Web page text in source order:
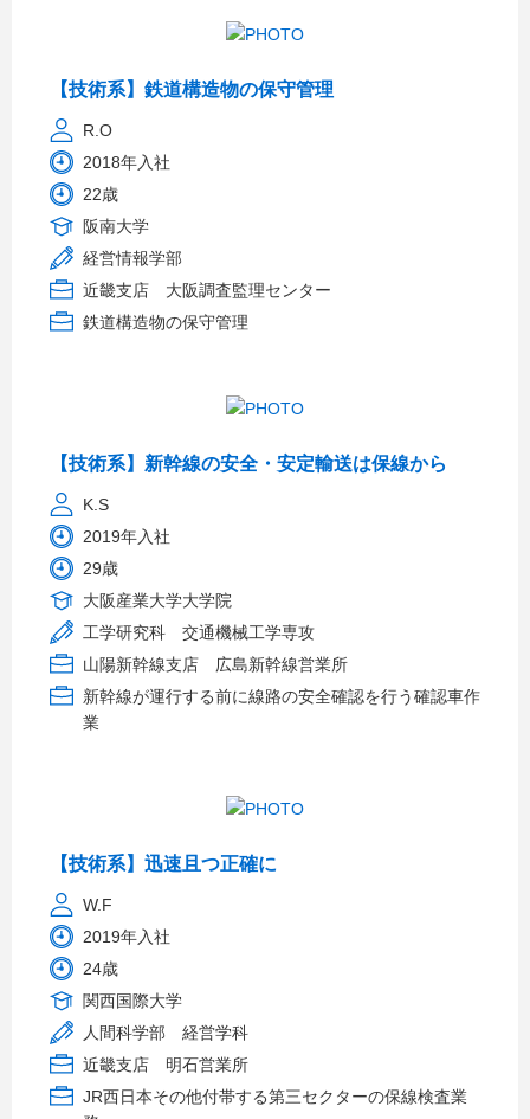
【技術系】鉄道構造物の保守管理
R.O
2018年入社
22歳
阪南大学
経営情報学部
近畿支店 大阪調査監理センター
鉄道構造物の保守管理
【技術系】新幹線の安全・安定輸送は保線から
K.S
2019年入社
29歳
大阪産業大学大学院
工学研究科 交通機械工学専攻
山陽新幹線支店 広島新幹線営業所
新幹線が運行する前に線路の安全確認を行う確認車作
業
【技術系】迅速且つ正確に
W.F
2019年入社
24歳
関西国際大学
人間科学部 経営学科
近畿支店 明石営業所
JR西日本その他付帯する第三セクターの保線検査業